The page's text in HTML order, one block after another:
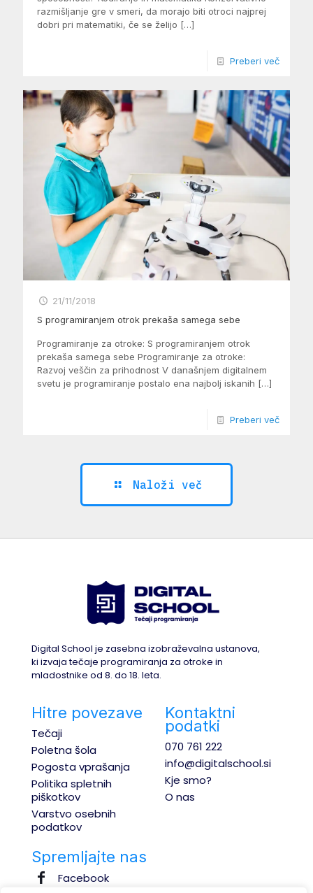
razmišljanje gre v smeri, da morajo biti otroci najprej
dobri pri matematiki, če se želijo […]
Preberi več
21/11/2018
S programiranjem otrok prekaša samega sebe
Programiranje za otroke: S programiranjem otrok
prekaša samega sebe Programiranje za otroke:
Razvoj veščin za prihodnost V današnjem digitalnem
svetu je programiranje postalo ena najbolj iskanih […]
Preberi več
Naloži več
Digital School je zasebna izobraževalna ustanova,
ki izvaja tečaje programiranja za otroke in
mladostnike od 8. do 18. leta.
Hitre povezave
Tečaji
Poletna šola
Pogosta vprašanja
Politika spletnih
piškotkov
Varstvo osebnih
podatkov
Kontaktni
podatki
070 761 222
info@digitalschool.si
Kje smo?
O nas
Spremljajte nas
Facebook